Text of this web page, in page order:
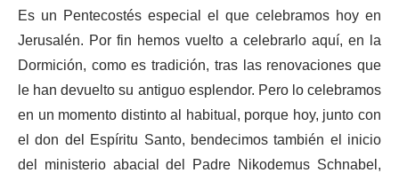
Es un Pentecostés especial el que celebramos hoy en
Jerusalén. Por fin hemos vuelto a celebrarlo aquí, en la
Dormición, como es tradición, tras las renovaciones que
le han devuelto su antiguo esplendor. Pero lo celebramos
en un momento distinto al habitual, porque hoy, junto con
el don del Espíritu Santo, bendecimos también el inicio
del ministerio abacial del Padre Nikodemus Schnabel,